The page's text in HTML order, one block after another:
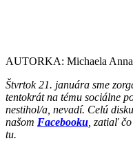
AUTORKA: Michaela
Štvrtok 21. januára sme
tentokrát na tému sociálne
nestihol/a, nevadí. Celú
našom Facebooku , zatiaľ
tu.